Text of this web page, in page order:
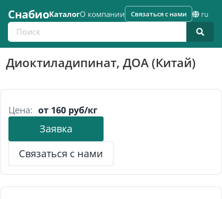
СнабиоКаталогО компании
Поиск по каталогу
Связаться с нами ru
Диоктиладипинат, ДОА (Китай)
Цена: от 160 руб/кг
Заявка
Связаться с нами